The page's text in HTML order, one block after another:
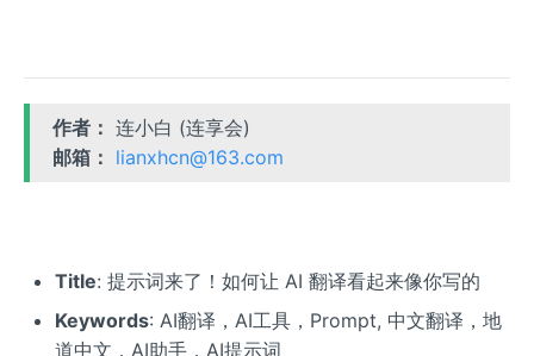
作者： 连小白 (连享会)
邮箱： lianxhcn@163.com
Title: 提示词来了！如何让 AI 翻译看起来像你写的
Keywords: AI翻译，AI工具，Prompt, 中文翻译，地
道中文，AI助手，AI提示词